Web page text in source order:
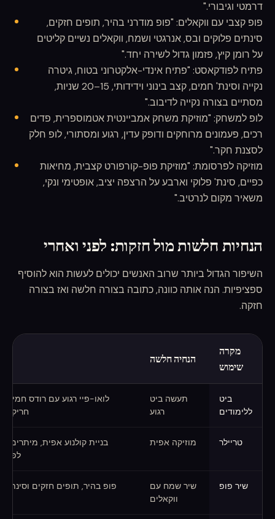
דרמטי וגיבורי."
פופ קצבי עם ווקאלים: "פופ מודרני בהיר, תופים חזקים,
סינתים פלוקים ובס, אנרגטי ושמח, ווקאלים נשיים קליטים
על רומן קיץ, פזמון גדול לשירה יחד."
פתיח לפודקאסט: "פתיח אינדי-אלקטרוני בטוח, גיטרה
נקייה וסינת' חמים, קצב בינוני וידידותי, 15–20 שניות,
מסתיים בצורה נקייה לדיבוב."
לופ למשחק: "מוזיקת משחק אמביינטית אטמוספרית, פדים
רכים, פעמונים מרוחקים ודופק עדין, רגוע ומסתורי, לופ חלק
לסצנת חקר."
מוזיקה לפרסומת: "מוזיקת פופ-קורפורט קצבית, מחיאות
כפיים, סינת' פלוקי וארבע על הרצפה יציב, אופטימי ונקי,
משאיר מקום לנרטיב."
הנחיות חלשות מול חזקות: לפני ואחרי
השיפור הגדול ביותר שרוב האנשים יכולים לעשות הוא להוסיף
ספציפיות. הנה אותה כוונה, כתובה בצורה חלשה ואז בצורה
חזקה.
מקרה
שימוש
הנחיה חלשה
ביט
ללימודים
תעשה ביט
רגוע
לואו-פיי רגוע עם רודס
חריקות
טריילר מוזיקה אפית
בניית קולנוע אפית, מיתרים
שיר פופ
שיר שמח עם
ווקאלים
פופ בהיר, תופים חזקים